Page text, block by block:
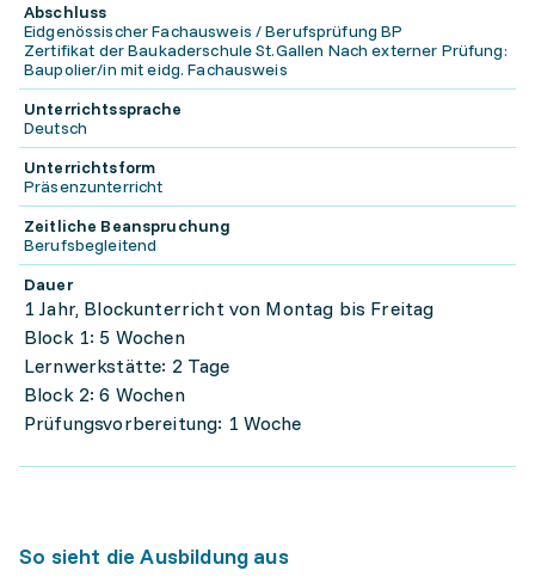
Abschluss
Eidgenössischer Fachausweis / Berufsprüfung BP
Zertifikat der Baukaderschule St.Gallen Nach externer Prüfung:
Baupolier/in mit eidg. Fachausweis
Unterrichtssprache
Deutsch
Unterrichtsform
Präsenzunterricht
Zeitliche Beanspruchung
Berufsbegleitend
Dauer
1 Jahr, Blockunterricht von Montag bis Freitag
Block 1: 5 Wochen
Lernwerkstätte: 2 Tage
Block 2: 6 Wochen
Prüfungsvorbereitung: 1 Woche
So sieht die Ausbildung aus